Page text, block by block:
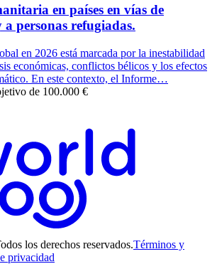
en países en vías de
personas refugiadas.
en 2026 está marcada por la inestabilidad
económicas, conflictos bélicos y los efectos
En este contexto, el Informe…
de 100.000 €
los derechos reservados.Términos y
privacidad